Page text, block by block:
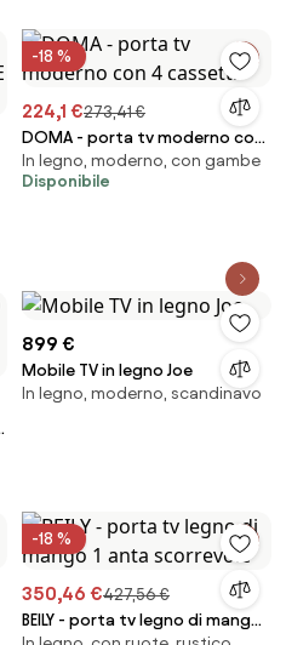
-18 %
224,1 €273,41 €
DOMA - porta tv moderno con
4 cassetti
In legno, moderno, con gambe
Disponibile
899 €
Mobile TV in legno Joe
In legno, moderno, scandinavo
-18 %
350,46 €427,56 €
BEILY - porta tv legno di mango 1